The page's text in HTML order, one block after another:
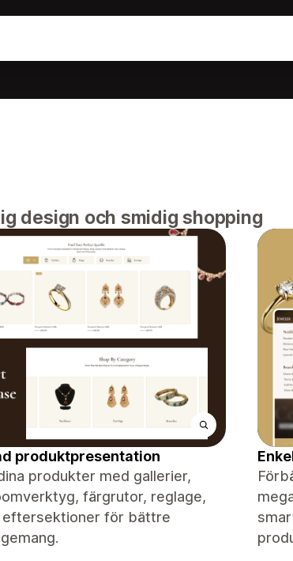
design och smidig shopping
produktpresentation
produkter med gallerier,
färgrutor, reglage,
för bättre